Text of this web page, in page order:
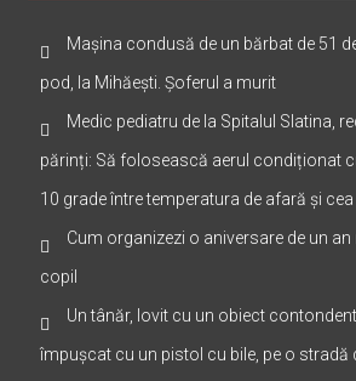
Mașina condusă de un bărbat de 51
pod, la Mihăești. Șoferul a murit
Medic pediatru de la Spitalul Slatina,
părinți: Să folosească aerul condiționat
10 grade între temperatura de afară și
Cum organizezi o aniversare de un
copil
Un tânăr, lovit cu un obiect
împușcat cu un pistol cu bile, pe o stradă